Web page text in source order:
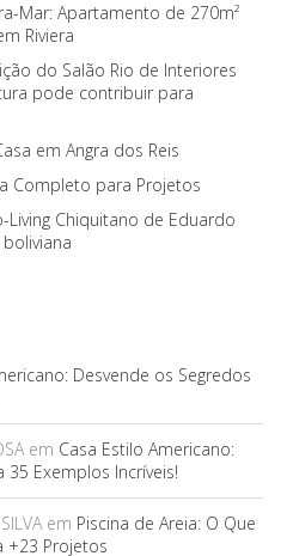
Mar: Apartamento de 270m²
Riviera
do Salão Rio de Interiores
pode contribuir para
em Angra dos Reis
Completo para Projetos
Living Chiquitano de Eduardo
Desvende os Segredos
em Casa Estilo Americano:
35 Exemplos Incríveis!
em Piscina de Areia: O Que
+23 Projetos